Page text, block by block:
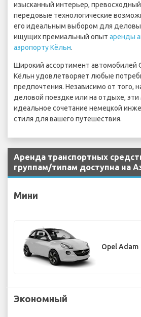
изысканный интерьер,
передовые технологические
его идеальным выбором для
ищущих премиальный опыт аренды
аэропорту Кёльн.
Широкий ассортимент автомобилей
Кёльн удовлетворяет любые
предпочтения. Независимо от того,
деловой поездке или на отдыхе,
идеальное сочетание немецкой
стиля для вашего путешествия.
Аренда транспортных
группам/типам доступна на
Мини
Opel Adam
Экономный